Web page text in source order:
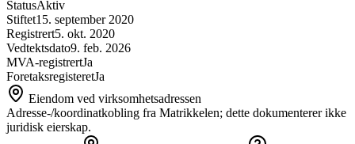
StatusAktiv
Stiftet15. september 2020
Registrert5. okt. 2020
Vedtektsdato9. feb. 2026
MVA-registrertJa
ForetaksregisteretJa
Eiendom ved virksomhetsadressen
Adresse-/koordinatkobling fra Matrikkelen; dette dokumenterer ikke
juridisk eierskap.